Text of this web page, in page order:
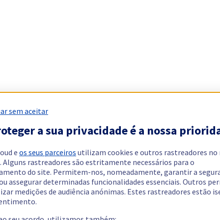
sem aceitar
a sua privacidade é a nossa
e os seus parceiros utilizam cookies e outros rastreadores no
Alguns rastreadores são estritamente necessários para o
do site. Permitem-nos, nomeadamente, garantir a
assegurar determinadas funcionalidades essenciais. Outros
medições de audiência anónimas. Estes rastreadores estão